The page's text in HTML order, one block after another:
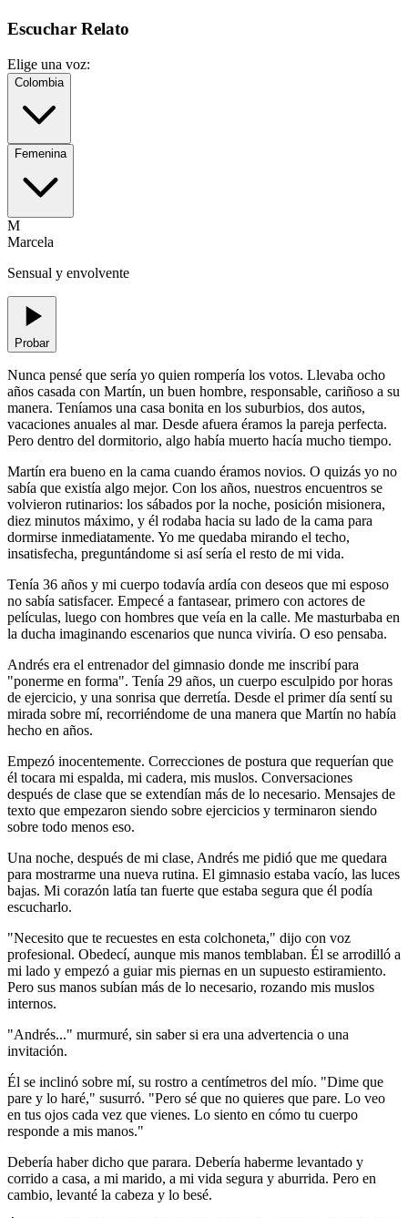
Escuchar Relato
Elige una voz:
Colombia
Femenina
M
Marcela
Sensual y envolvente
Probar
Nunca pensé que sería yo quien rompería los votos. Llevaba ocho
años casada con Martín, un buen hombre, responsable, cariñoso a su
manera. Teníamos una casa bonita en los suburbios, dos autos,
vacaciones anuales al mar. Desde afuera éramos la pareja perfecta.
Pero dentro del dormitorio, algo había muerto hacía mucho tiempo.
Martín era bueno en la cama cuando éramos novios. O quizás yo no
sabía que existía algo mejor. Con los años, nuestros encuentros se
volvieron rutinarios: los sábados por la noche, posición misionera,
diez minutos máximo, y él rodaba hacia su lado de la cama para
dormirse inmediatamente. Yo me quedaba mirando el techo,
insatisfecha, preguntándome si así sería el resto de mi vida.
Tenía 36 años y mi cuerpo todavía ardía con deseos que mi esposo
no sabía satisfacer. Empecé a fantasear, primero con actores de
películas, luego con hombres que veía en la calle. Me masturbaba en
la ducha imaginando escenarios que nunca viviría. O eso pensaba.
Andrés era el entrenador del gimnasio donde me inscribí para
"ponerme en forma". Tenía 29 años, un cuerpo esculpido por horas
de ejercicio, y una sonrisa que derretía. Desde el primer día sentí su
mirada sobre mí, recorriéndome de una manera que Martín no había
hecho en años.
Empezó inocentemente. Correcciones de postura que requerían que
él tocara mi espalda, mi cadera, mis muslos. Conversaciones
después de clase que se extendían más de lo necesario. Mensajes de
texto que empezaron siendo sobre ejercicios y terminaron siendo
sobre todo menos eso.
Una noche, después de mi clase, Andrés me pidió que me quedara
para mostrarme una nueva rutina. El gimnasio estaba vacío, las luces
bajas. Mi corazón latía tan fuerte que estaba segura que él podía
escucharlo.
"Necesito que te recuestes en esta colchoneta," dijo con voz
profesional. Obedecí, aunque mis manos temblaban. Él se arrodilló a
mi lado y empezó a guiar mis piernas en un supuesto estiramiento.
Pero sus manos subían más de lo necesario, rozando mis muslos
internos.
"Andrés..." murmuré, sin saber si era una advertencia o una
invitación.
Él se inclinó sobre mí, su rostro a centímetros del mío. "Dime que
pare y lo haré," susurró. "Pero sé que no quieres que pare. Lo veo
en tus ojos cada vez que vienes. Lo siento en cómo tu cuerpo
responde a mis manos."
Debería haber dicho que parara. Debería haberme levantado y
corrido a casa, a mi marido, a mi vida segura y aburrida. Pero en
cambio, levanté la cabeza y lo besé.